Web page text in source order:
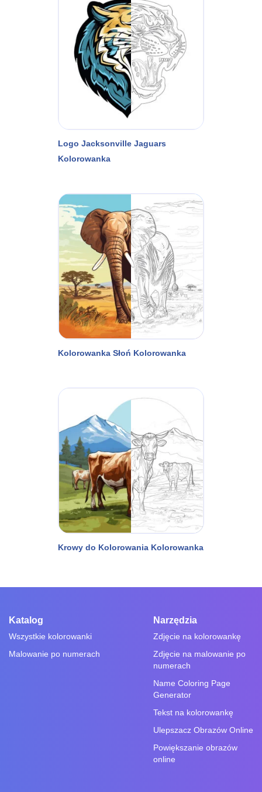
Logo Jacksonville Jaguars
Kolorowanka
Kolorowanka Słoń Kolorowanka
Krowy do Kolorowania Kolorowanka
Katalog
Wszystkie kolorowanki
Malowanie po numerach
Narzędzia
Zdjęcie na kolorowankę
Zdjęcie na malowanie po
numerach
Name Coloring Page
Generator
Tekst na kolorowankę
Ulepszacz Obrazów Online
Powiększanie obrazów
online